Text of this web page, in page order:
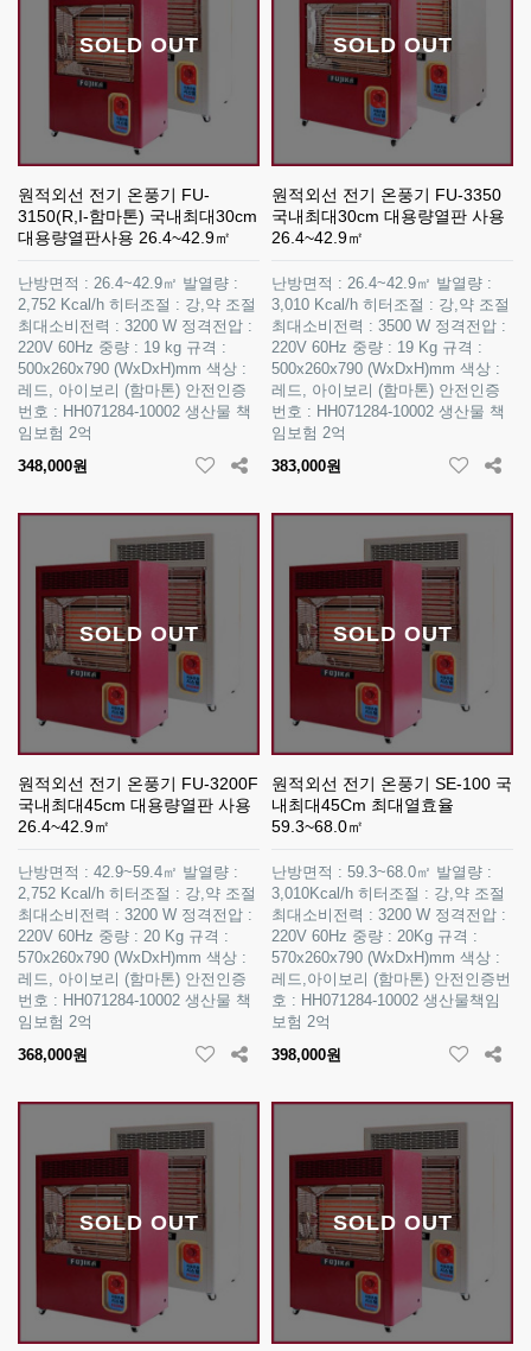
SOLD OUT
원적외선 전기 온풍기 FU-
3150(R,I-함마톤) 국내최대30cm
대용량열판사용 26.4~42.9㎡
난방면적 : 26.4~42.9㎡ 발열량 :
2,752 Kcal/h 히터조절 : 강,약 조절
최대소비전력 : 3200 W 정격전압 :
220V 60Hz 중량 : 19 kg 규격 :
500x260x790 (WxDxH)mm 색상 :
레드, 아이보리 (함마톤) 안전인증
번호 : HH071284-10002 생산물 책
임보험 2억
348,000원
SOLD OUT
원적외선 전기 온풍기 FU-3350
국내최대30cm 대용량열판 사용
26.4~42.9㎡
난방면적 : 26.4~42.9㎡ 발열량 :
3,010 Kcal/h 히터조절 : 강,약 조절
최대소비전력 : 3500 W 정격전압 :
220V 60Hz 중량 : 19 Kg 규격 :
500x260x790 (WxDxH)mm 색상 :
레드, 아이보리 (함마톤) 안전인증
번호 : HH071284-10002 생산물 책
임보험 2억
383,000원
SOLD OUT
원적외선 전기 온풍기 FU-3200F
국내최대45cm 대용량열판 사용
26.4~42.9㎡
난방면적 : 42.9~59.4㎡ 발열량 :
2,752 Kcal/h 히터조절 : 강,약 조절
최대소비전력 : 3200 W 정격전압 :
220V 60Hz 중량 : 20 Kg 규격 :
570x260x790 (WxDxH)mm 색상 :
레드, 아이보리 (함마톤) 안전인증
번호 : HH071284-10002 생산물 책
임보험 2억
368,000원
SOLD OUT
원적외선 전기 온풍기 SE-100 국
내최대45Cm 최대열효율
59.3~68.0㎡
난방면적 : 59.3~68.0㎡ 발열량 :
3,010Kcal/h 히터조절 : 강,약 조절
최대소비전력 : 3200 W 정격전압 :
220V 60Hz 중량 : 20Kg 규격 :
570x260x790 (WxDxH)mm 색상 :
레드,아이보리 (함마톤) 안전인증번
호 : HH071284-10002 생산물책임
보험 2억
398,000원
SOLD OUT SOLD OUT